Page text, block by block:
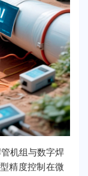
机组与数字焊
精度控制在微